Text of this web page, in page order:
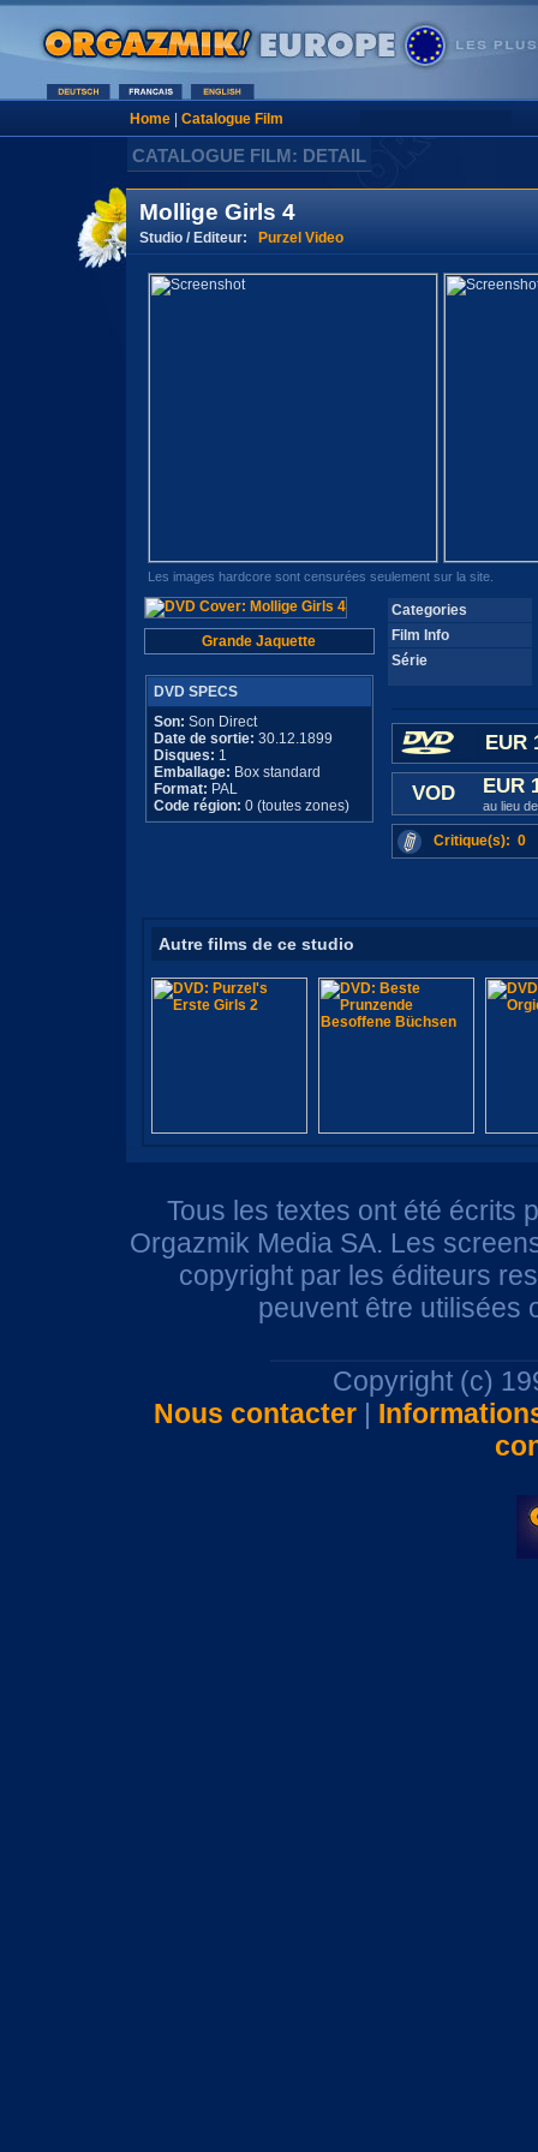
Home| Catalogue Film
CATALOGUE FILM: DETAIL
Mollige Girls 4
Studio / Editeur: Purzel Video
Les images hardcore sont censurées seulement sur la site.
Grande Jaquette
DVD SPECS
Son: Son Direct
Date de sortie: 30.12.1899
Disques: 1
Emballage: Box standard
Format: PAL
Code région: 0 (toutes zones)
Categories
Film Info
Série
EUR
VOD EUR
au lieu
Critique(s): 0
Autre films de ce studio
Tous les textes ont été écrits
Orgazmik Media SA. Les
copyright par les éditeurs
peuvent être utilisées
Copyright (c)
Nous contacter|